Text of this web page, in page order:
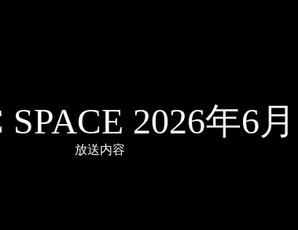
2026年6
放送内容